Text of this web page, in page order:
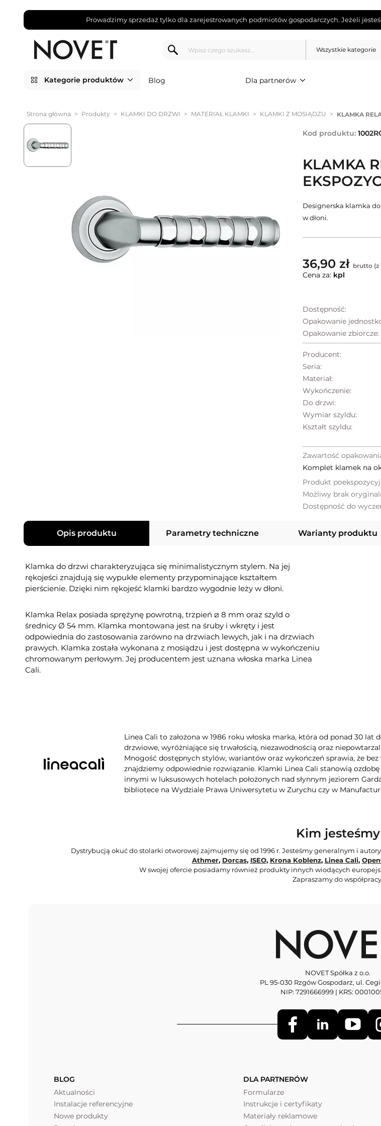
Prowadzimy sprzedaż tylko dla zarejestrowanych podmiotów gospodarczych. Jeżeli
Wszystkie kategorie
Kategorie produktów Blog Dla partnerów
Strona główna > Produkty > KLAMKI DO DRZWI > MATERIAŁ KLAMKI > KLAMKI Z MOSIĄDZU > KLAMKA
Kod produktu:
KLAMKA
Designerska klamka
w dłoni.
36,90 zł brutto (z
Cena za: kpl
Dostępność:
Opakowanie
Opakowanie zbiorcze:
Producent:
Seria:
Materiał:
Wykończenie:
Do drzwi:
Wymiar szyldu:
Kształt szyldu:
Zawartość
Komplet klamek na
Produkt
Możliwy brak
Dostępność do
Opis produktu Parametry techniczne Warianty produktu
Klamka do drzwi charakteryzująca się minimalistycznym stylem. Na jej
rękojeści znajdują się wypukłe elementy przypominające kształtem
pierścienie. Dzięki nim rękojeść klamki bardzo wygodnie leży w dłoni.
Klamka Relax posiada sprężynę powrotną, trzpień ⧄ 8 mm oraz szyld o
średnicy Ø 54 mm. Klamka montowana jest na śruby i wkręty i jest
odpowiednia do zastosowania zarówno na drzwiach lewych, jak i na drzwiach
prawych. Klamka została wykonana z mosiądzu i jest dostępna w wykończeniu
chromowanym perłowym. Jej producentem jest uznana włoska marka Linea
Cali.
Linea Cali to założona w 1986 roku włoska marka, która od ponad 30
drzwiowe, wyróżniające się trwałością, niezawodnością oraz
Mnogość dostępnych stylów, wariantów oraz wykończeń sprawia, że
znajdziemy odpowiednie rozwiązanie. Klamki Linea Cali stanowią
innymi w luksusowych hotelach położonych nad słynnym jeziorem
bibliotece na Wydziale Prawa Uniwersytetu w Zurychu czy w
Kim jesteśmy
Dystrybucją okuć do stolarki otworowej zajmujemy się od 1996 r. Jesteśmy generalnym i
Athmer, Dorcas, ISEO, Krona Koblenz, Linea Cali,
W swojej ofercie posiadamy również produkty innych wiodących
Zapraszamy do
NOVET Spółka z o.o.
PL 95-030 Rzgów Gospodarz, ul.
NIP: 7291666999 | KRS:
BLOG
Aktualności
Instalacje referencyjne
Nowe produkty
DLA PARTNERÓW
Formularze
Instrukcje i certyfikaty
Materiały reklamowe